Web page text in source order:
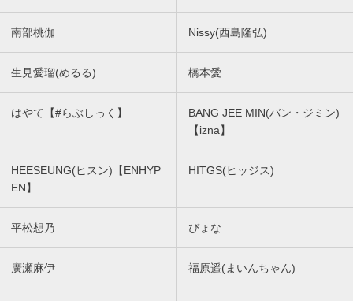
南部桃伽 Nissy(西島隆弘)
生見愛瑠(めるる) 橋本愛
はやて【#らぶしっく】
BANG JEE MIN(バン・ジミン)
【izna】
HEESEUNG(ヒスン)【ENHYP
EN】
HITGS(ヒッジス)
平松想乃 ぴょな
廣瀬麻伊 福原遥(まいんちゃん)